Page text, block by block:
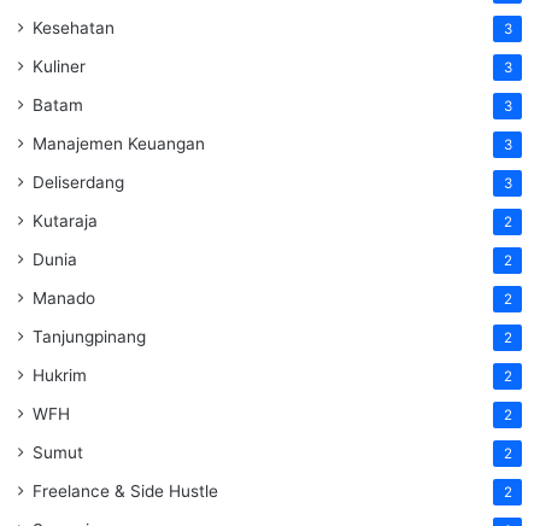
Kesehatan 3
Kuliner 3
Batam 3
Manajemen Keuangan 3
Deliserdang 3
Kutaraja 2
Dunia 2
Manado 2
Tanjungpinang 2
Hukrim 2
WFH 2
Sumut 2
Freelance & Side Hustle 2